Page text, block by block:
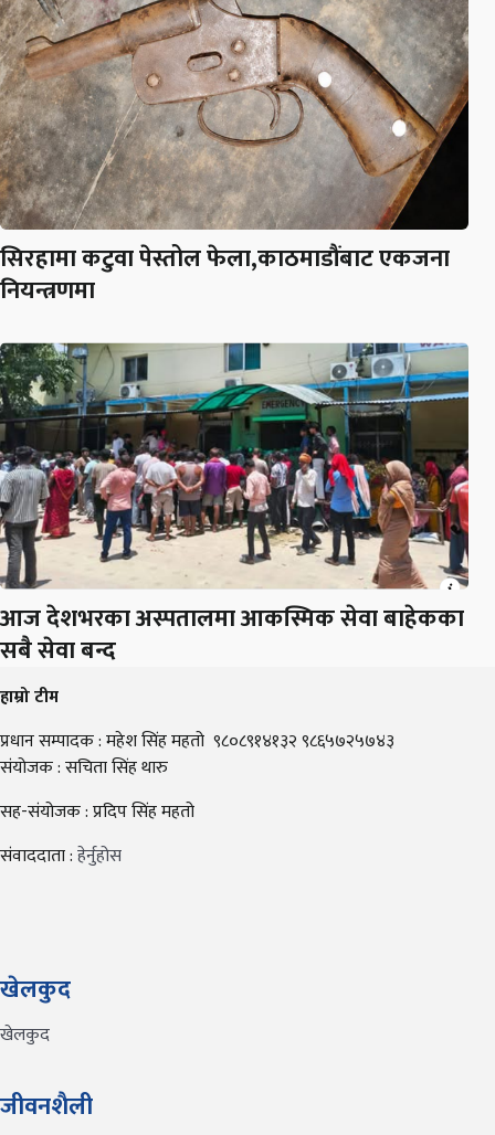
सिरहामा कटुवा पेस्तोल फेला,काठमाडौंबाट एकजना
नियन्त्रणमा
आज देशभरका अस्पतालमा आकस्मिक सेवा बाहेकका
सबै सेवा बन्द
हाम्रो टीम
प्रधान सम्पादक : महेश सिंह महतो ९८०८९१४१३२ ९८६५७२५७४३
संयोजक : सचिता सिंह थारु
सह-संयोजक : प्रदिप सिंह महतो
संवाददाता :हेर्नुहोस
खेलकुद
खेलकुद
जीवनशैली